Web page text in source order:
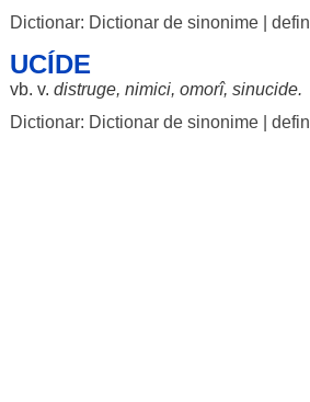
Dictionar: Dictionar de sinonime|
UCÍDE
vb. v. distruge, nimici, omorî, sinucide.
Dictionar: Dictionar de sinonime|